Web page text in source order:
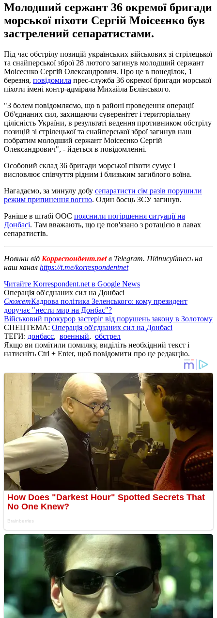
Молодший сержант 36 окремої бригади
морської піхоти Сергій Моісеєнко був
застрелений сепаратистами.
Під час обстрілу позицій українських військових зі стрілецької
та снайперської зброї 28 лютого загинув молодший сержант
Моісеєнко Сергій Олександрович. Про це в понеділок, 1
березня, повідомила прес-служба 36 окремої бригади морської
піхоти імені контр-адмірала Михайла Бєлінського.
"З болем повідомляємо, що в районі проведення операції
Об'єднаних сил, захищаючи суверенітет і територіальну
цілісність України, в результаті ведення противником обстрілу
позицій зі стрілецької та снайперської зброї загинув наш
побратим молодший сержант Моісеєнко Сергій
Олександрович", - йдеться в повідомленні.
Особовий склад 36 бригади морської піхоти сумує і
висловлює співчуття рідним і близьким загиблого воїна.
Нагадаємо, за минулу добу сепаратисти сім разів порушили
режим припинення вогню. Один боєць ЗСУ загинув.
Раніше в штабі ООС пояснили погіршення ситуації на
Донбасі. Там вважають, що це пов'язано з ротацією в лавах
сепаратистів.
Новини від Корреспондент.netв Telegram. Підписуйтесь на
наш канал https://t.me/korrespondentnet
Читайте Korrespondent.net в Google News
Операція об'єднаних сил на Донбасі
СюжетКадрова політика Зеленського: кому президент
доручає "нести мир на Донбас"?
Військовий прокурор застеріг від порушень закону в Золотому
СПЕЦТЕМА: Операція об'єднаних сил на Донбасі
ТЕГИ: донбасс, военный, обстрел
Якщо ви помітили помилку, виділіть необхідний текст і
натисніть Ctrl + Enter, щоб повідомити про це редакцію.